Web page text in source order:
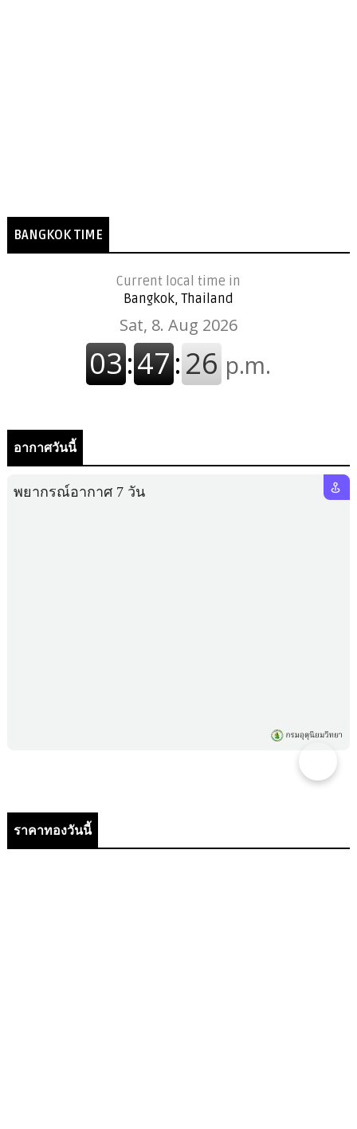
BANGKOK TIME
Current local time in
Bangkok, Thailand
อากาศวันนี้
ราคาทองวันนี้